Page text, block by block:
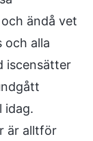
ändå vet
och alla
iscensätter
idag.
är alltför